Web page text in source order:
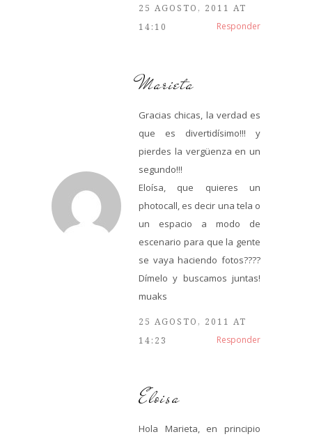
25 AGOSTO, 2011 AT
14:10
Responder
Marieta
Gracias chicas, la verdad es
que es divertidísimo!!! y
pierdes la vergüenza en un
segundo!!!
Eloísa, que quieres un
photocall, es decir una tela o
un espacio a modo de
escenario para que la gente
se vaya haciendo fotos????
Dímelo y buscamos juntas!
muaks
25 AGOSTO, 2011 AT
14:23
Responder
Eloisa
Hola Marieta, en principio